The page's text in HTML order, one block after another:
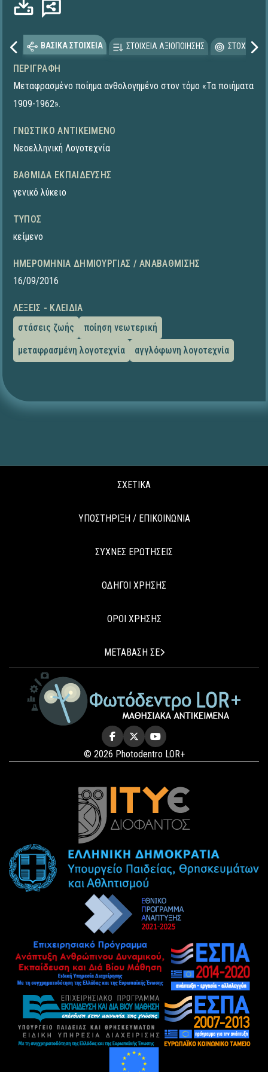
ΒΑΣΙΚΑ ΣΤΟΙΧΕΙΑ ΣΤΟΙΧΕΙΑ ΑΞΙΟΠΟΙΗΣΗΣ
ΠΕΡΙΓΡΑΦΉ
Μεταφρασμένο ποίημα ανθολογημένο στον τόμο «Τα ποιήματα
1909-1962».
ΓΝΩΣΤΙΚΌ ΑΝΤΙΚΕΊΜΕΝΟ
Νεοελληνική Λογοτεχνία
ΒΑΘΜΊΔΑ ΕΚΠΑΊΔΕΥΣΗΣ
γενικό λύκειο
ΤΎΠΟΣ
κείμενο
ΗΜΕΡΟΜΗΝΊΑ ΔΗΜΙΟΥΡΓΊΑΣ / ΑΝΑΒΆΘΜΙΣΗΣ
16/09/2016
ΛΈΞΕΙΣ - ΚΛΕΙΔΙΆ
στάσεις ζωής
ποίηση νεωτερική
μεταφρασμένη λογοτεχνία
αγγλόφωνη λογοτεχνία
ΣΧΕΤΙΚΑ
ΥΠΟΣΤΗΡΙΞΗ / ΕΠΙΚΟΙΝΩΝΙΑ
ΣΥΧΝΕΣ ΕΡΩΤΗΣΕΙΣ
ΟΔΗΓΟΙ ΧΡΗΣΗΣ
ΟΡΟΙ ΧΡΗΣΗΣ
ΜΕΤΑΒΑΣΗ ΣΕ
© 2026 Photodentro LOR+